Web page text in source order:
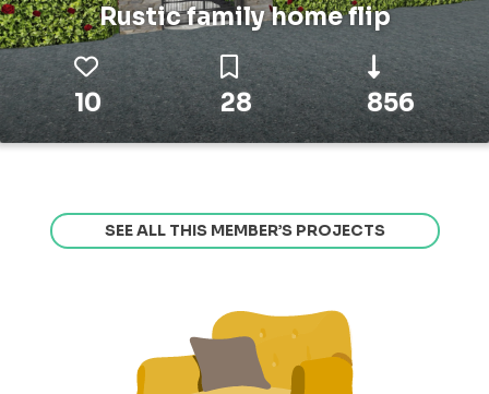
Rustic family home flip
10 28 856
SEE ALL THIS MEMBER’S PROJECTS